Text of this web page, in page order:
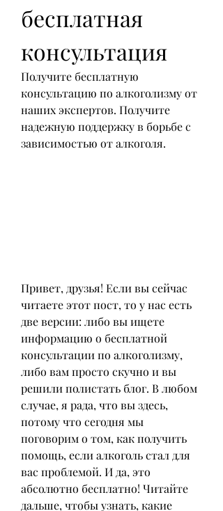
бесплатная
консультация
Получите бесплатную
консультацию по алкоголизму от
наших экспертов. Получите
надежную поддержку в борьбе с
зависимостью от алкоголя.
Привет, друзья! Если вы сейчас
читаете этот пост, то у нас есть
две версии: либо вы ищете
информацию о бесплатной
консультации по алкоголизму,
либо вам просто скучно и вы
решили полистать блог. В любом
случае, я рада, что вы здесь,
потому что сегодня мы
поговорим о том, как получить
помощь, если алкоголь стал для
вас проблемой. И да, это
абсолютно бесплатно! Читайте
дальше, чтобы узнать, какие